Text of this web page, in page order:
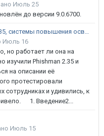
Июль 25
до версии 9.0.6700.
Тестирование Phishman 2.35, системы повышения осведомлённости пользователей в сфере ИБ
Июль 16
но работает ли она на
изучили Phishman 2.35 и
на описании её
протестировали
сотрудниках и удивились, к
1. Введение2...
Июль 15